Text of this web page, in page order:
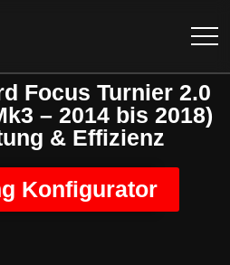
Focus Turnier 2.0
– 2014 bis 2018)
& Effizienz
Konfigurator